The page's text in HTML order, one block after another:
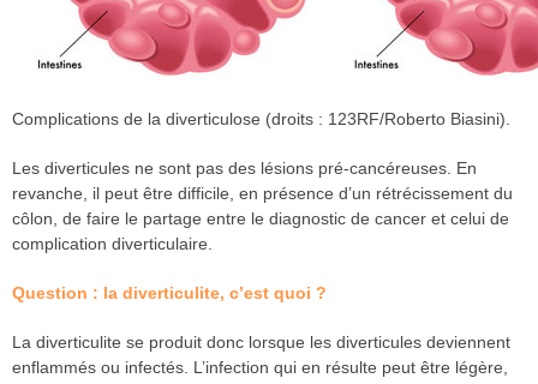
Complications de la diverticulose (droits : 123RF/Roberto Biasini).
Les diverticules ne sont pas des lésions pré-cancéreuses. En
revanche, il peut être difficile, en présence d’un rétrécissement du
côlon, de faire le partage entre le diagnostic de cancer et celui de
complication diverticulaire.
Question : la diverticulite, c’est quoi ?
La diverticulite se produit donc lorsque les diverticules deviennent
enflammés ou infectés. L’infection qui en résulte peut être légère,